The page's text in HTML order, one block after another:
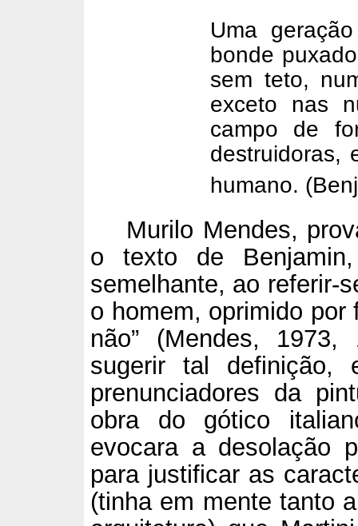
Uma
bonde
sem teto,
exceto nas
campo de
destruidoras,
humano.
Murilo Mendes,
o texto de
semelhante, ao referir-
o homem, oprimido
não” (Mendes, 1973,
sugerir tal definição,
prenunciadores da
obra do gótico
evocara a desolação
para justificar as
(tinha em mente tanto